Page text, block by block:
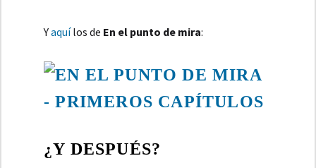
Yaquílos de En el punto de mira:
¿Y DESPUÉS?